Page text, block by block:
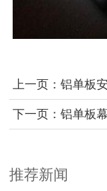
上一页： 铝单板
下一页： 铝单板
推荐新闻